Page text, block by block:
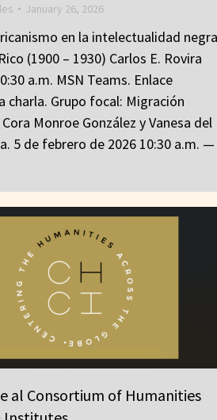
January 26, 2026
en la intelectualidad negra
(1900 – 1930) Carlos E. Rovira
a.m. MSN Teams. Enlace
charla. Grupo focal: Migración
Monroe González y Vanesa del
5 de febrero de 2026 10:30 a.m. —
al Consortium of Humanities